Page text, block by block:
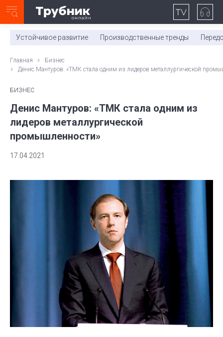
0:00/ 11:03
Устойчивое развитие Производственные тренды
Главная
Бизнес
Денис Мантуров: «ТМК стала одним из лидеров металлургической
БИЗНЕС
Денис Мантуров: «ТМК стала одним из
лидеров металлургической
промышленности»
17.04.2021